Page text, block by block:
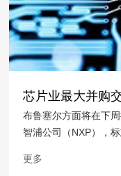
芯片业最大并购
恩智浦
布鲁塞尔方面将在下
智浦公司（NXP），
意收购。"北京时间1
更多